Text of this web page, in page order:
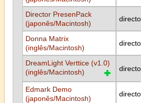
Director PresenPack
(japonês/Macintosh)
Donna Matrix
(inglês/Macintosh)
DreamLight Verttice (v1.0)
(inglês/Macintosh)
Edmark Demo
(japonês/Macintosh)